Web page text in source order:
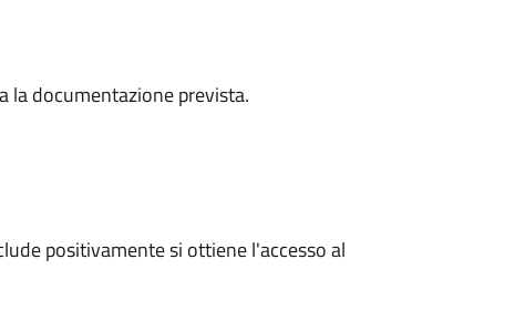
la documentazione prevista.
positivamente si ottiene l'accesso al